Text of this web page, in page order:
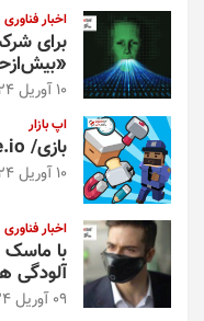
اخبار فناوری
برای
10 آوریل 2024
اپ بازار
بازی/ Hide.io؛ از چشم بقیه پنهان شوید
10 آوریل 2024
اخبار فناوری
با
آلودگی
09 آوریل 2024